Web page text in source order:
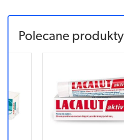
Polecane produkty